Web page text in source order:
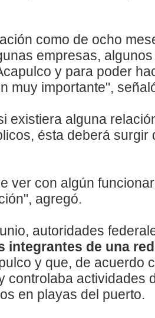
como de ocho
empresas,
y para poder
muy importante",
existiera alguna
ésta deberá surgir
ver con algún
agregó.
autoridades
integrantes de una
y que, de acuerdo
controlaba actividades
en playas del puerto.